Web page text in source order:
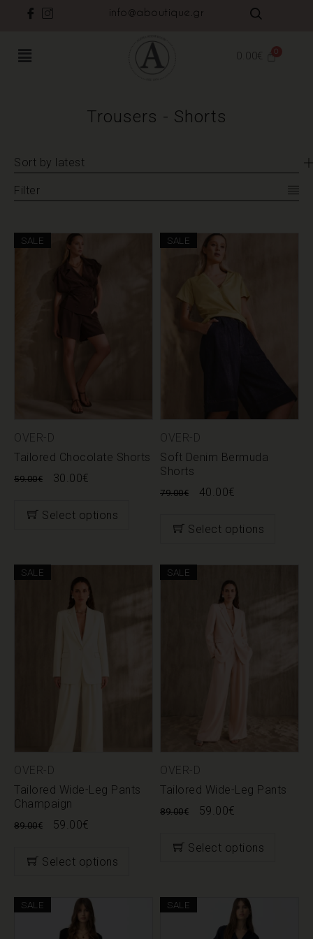
info@aboutique.gr
0.00€
Trousers - Shorts
Filter
Sort by latest
SALE
OVER-D
Tailored Chocolate Shorts
59.00€ 30.00€
Select options
SALE
OVER-D
Soft Denim Bermuda
Shorts
79.00€ 40.00€
Select options
SALE
OVER-D
Tailored Wide-Leg Pants
Champaign
89.00€ 59.00€
Select options
SALE
OVER-D
Tailored Wide-Leg Pants
89.00€ 59.00€
Select options
SALE SALE